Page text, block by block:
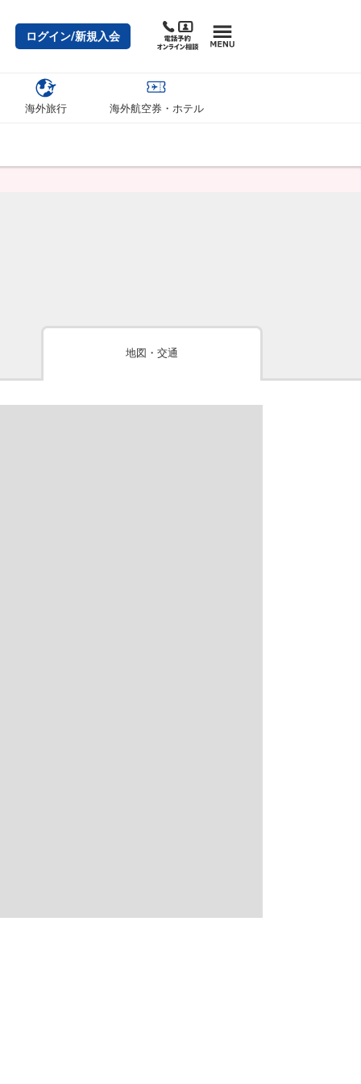
ログイン/新規入会
海外旅行 海外航空券・ホテル
地図・交通